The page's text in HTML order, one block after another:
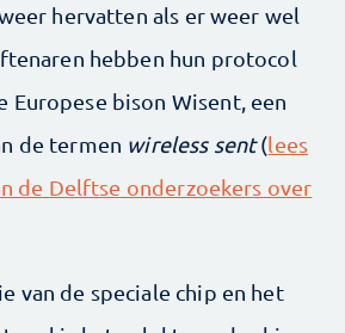
hervatten als er weer wel
hebben hun protocol
Europese bison Wisent, een
de termen wireless sent(lees
de Delftse onderzoekers over
van de speciale chip en het